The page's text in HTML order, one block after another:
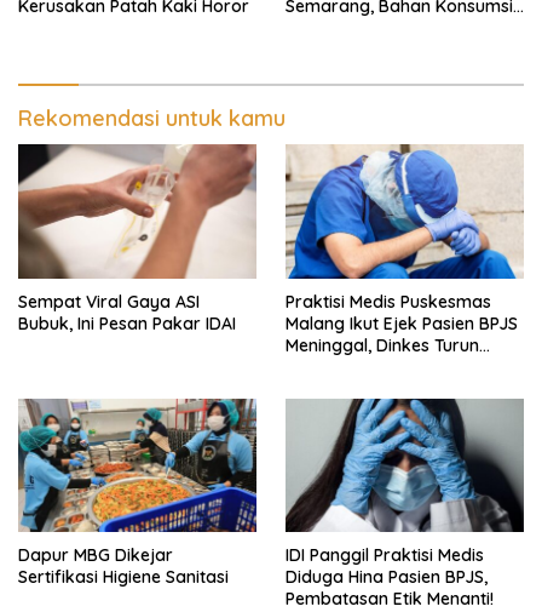
Kerusakan Patah Kaki Horor
Semarang, Bahan Konsumsi
Rekomendasi untuk kamu
Sempat Viral Gaya ASI
Bubuk, Ini Pesan Pakar IDAI
Praktisi Medis Puskesmas
Malang Ikut Ejek Pasien BPJS
Meninggal, Dinkes Turun
Dapur MBG Dikejar
Sertifikasi Higiene Sanitasi
IDI Panggil Praktisi Medis
Diduga Hina Pasien BPJS,
Pembatasan Etik Menanti!